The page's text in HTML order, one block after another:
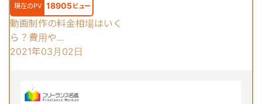
現在のPV 18905ビュー
動画制作の料金相場はいく
ら？費用や...
2021年03月02日